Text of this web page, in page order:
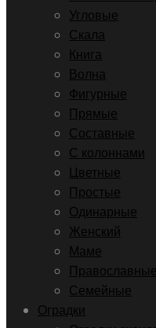
Угловые
Скала
Книга
Волна
Фигурные
Прямые
Составные
С колоннами
Цветные
Простые
Одинарные
Женский
Маме
Православные
Семейные
Оградки